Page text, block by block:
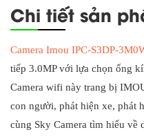
Chi tiết sản
Camera Imou IPC-S3DP-
tiếp 3.0MP với lựa chọn ống
Camera wifi này trang bị
con người, phát hiện xe, phát
cùng Sky Camera tìm hiểu về